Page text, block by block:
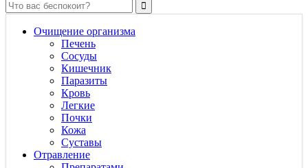
Очищение организма
Печень
Сосуды
Кишечник
Паразиты
Кровь
Легкие
Почки
Кожа
Суставы
Отравление